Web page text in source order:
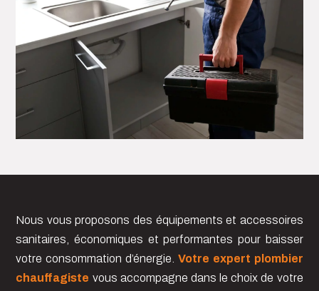
Nous vous proposons des équipements et accessoires
sanitaires, économiques et performantes pour baisser
votre consommation d’énergie. Votre expert plombier
chauffagiste vous accompagne dans le choix de votre